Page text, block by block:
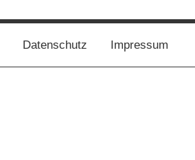
Datenschutz Impressum